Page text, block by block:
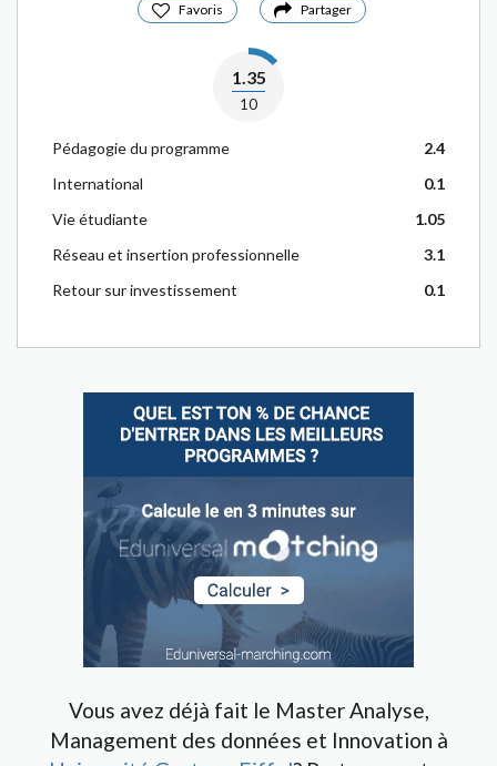
Favoris Partager
1.35
10
Pédagogie du programme
2.4
International
0.1
Vie étudiante
1.05
Réseau et insertion professionnelle
3.1
Retour sur investissement
0.1
Vous avez déjà fait le Master Analyse,
Management des données et Innovation à